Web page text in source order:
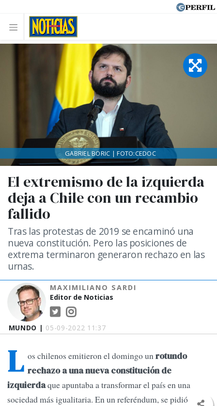
MUNDO | 05-09-2022 11:37
El extremismo de la izquierda
deja a Chile con un recambio
fallido
Tras las protestas de 2019 se encaminó una
nueva constitución. Pero las posiciones de
extrema terminaron generaron rechazo en las
urnas.
MAXIMILIANO SARDI
Editor de Noticias
GABRIEL BORIC | FOTO:CEDOC
L os chilenos emitieron el domingo unrotundo
rechazo a una nueva constitución de
izquierdaque apuntaba a transformar el país en una
sociedad más igualitaria. En un referéndum, se pidió a los